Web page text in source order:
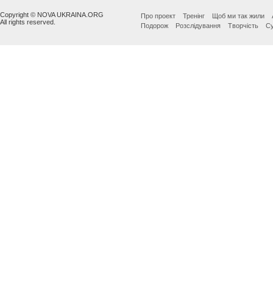
Copyright © NOVA UKRAINA.ORG
All rights reserved.
Про проект Тренінг Щоб ми так жили
Подорож
Розслідування Творчість